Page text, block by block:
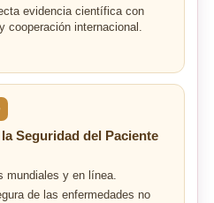
evidencia científica con
internacional.
Seguridad del Paciente
mundiales y en línea.
de las enfermedades no